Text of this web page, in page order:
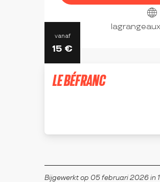
vanaf
15 €
LE BÉFRANC
Bijgewerkt op 05 februari 2026 in